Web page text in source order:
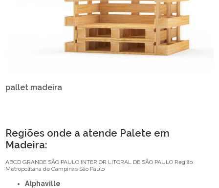
pallet madeira
Regiões onde a atende Palete em
Madeira:
ABCD GRANDE SÃO PAULO INTERIOR LITORAL DE SÃO PAULO Região
Metropolitana de Campinas São Paulo
Alphaville